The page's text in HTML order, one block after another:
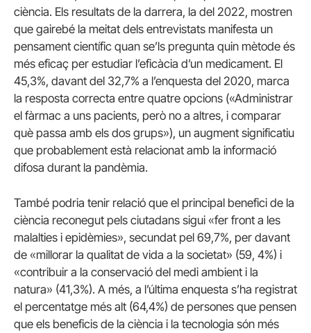
ciència. Els resultats de la darrera, la del 2022, mostren
que gairebé la meitat dels entrevistats manifesta un
pensament científic quan se’ls pregunta quin mètode és
més eficaç per estudiar l’eficàcia d’un medicament. El
45,3%, davant del 32,7% a l’enquesta del 2020, marca
la resposta correcta entre quatre opcions («Administrar
el fàrmac a uns pacients, però no a altres, i comparar
què passa amb els dos grups»), un augment significatiu
que probablement està relacionat amb la informació
difosa durant la pandèmia.
També podria tenir relació que el principal benefici de la
ciència reconegut pels ciutadans sigui «fer front a les
malalties i epidèmies», secundat pel 69,7%, per davant
de «millorar la qualitat de vida a la societat» (59, 4%) i
«contribuir a la conservació del medi ambient i la
natura» (41,3%). A més, a l’última enquesta s’ha registrat
el percentatge més alt (64,4%) de persones que pensen
que els beneficis de la ciència i la tecnologia són més